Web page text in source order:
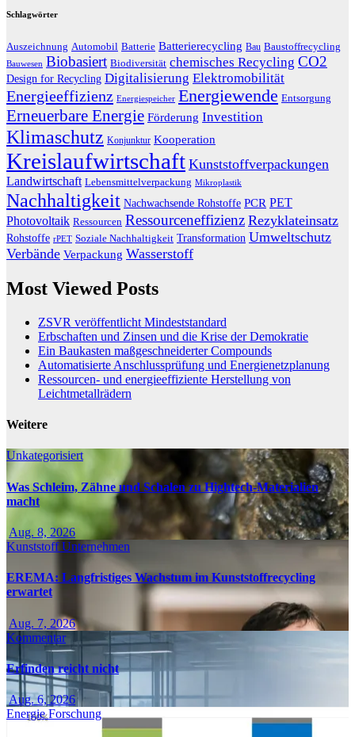
Schlagwörter
Auszeichnung Automobil Batterie Batterierecycling Bau Baustoffrecycling
Bauwesen Biobasiert Biodiversität chemisches Recycling CO2
Design for Recycling Digitalisierung Elektromobilität
Energieeffizienz Energiespeicher Energiewende Entsorgung
Erneuerbare Energie Förderung Investition
Klimaschutz Konjunktur Kooperation
Kreislaufwirtschaft Kunststoffverpackungen
Landwirtschaft Lebensmittelverpackung Mikroplastik
Nachhaltigkeit Nachwachsende Rohstoffe PCR PET
Photovoltaik Ressourcen Ressourceneffizienz Rezyklateinsatz
Rohstoffe rPET Soziale Nachhaltigkeit Transformation Umweltschutz
Verbände Verpackung Wasserstoff
Most Viewed Posts
ZSVR veröffentlicht Mindeststandard
Erbschaften und Zinsen und die Krise der Demokratie
Ein Baukasten maßgeschneiderter Compounds
Automatisierte Anschlussprüfung und Energienetzplanung
Ressourcen- und energieeffiziente Herstellung von
Leichtmetallrädern
Weitere
Unkategorisiert
Was Schleim, Zähne und Schalen zu Hightech-Materialien
macht
Aug. 8, 2026
KunststoffUnternehmen
EREMA: Langfristiges Wachstum im Kunststoffrecycling
erwartet
Aug. 7, 2026
Kommentar
Erfinden reicht nicht
Aug. 6, 2026
EnergieForschung